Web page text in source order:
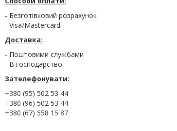
- Безготівковий розрахунок
- Visa/Mastercard
Доставка:
- Поштовими службами
- В господарство
Зателефонувати:
+380 (95) 502 53 44
+380 (96) 502 53 44
+380 (67) 558 15 87